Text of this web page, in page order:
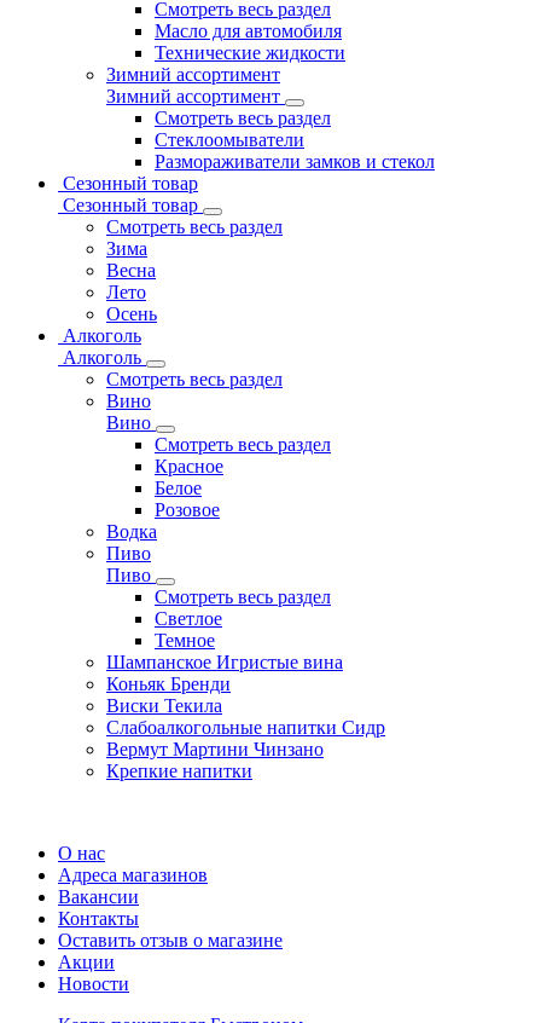
Смотреть весь раздел
Масло для автомобиля
Технические жидкости
Зимний ассортимент
Зимний ассортимент
Смотреть весь раздел
Стеклоомыватели
Размораживатели замков и стекол
Сезонный товар
Сезонный товар
Смотреть весь раздел
Зима
Весна
Лето
Осень
Алкоголь
Алкоголь
Смотреть весь раздел
Вино
Вино
Смотреть весь раздел
Красное
Белое
Розовое
Водка
Пиво
Пиво
Смотреть весь раздел
Cветлое
Темное
Шампанское Игристые вина
Коньяк Бренди
Виски Текила
Слабоалкогольные напитки Сидр
Вермут Мартини Чинзано
Крепкие напитки
О нас
Адреса магазинов
Вакансии
Контакты
Оставить отзыв о магазине
Акции
Новости